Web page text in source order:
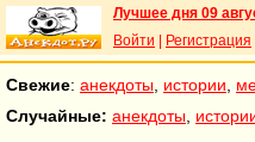
Лучшее дня 09
Войти
Регистрация
Свежие: анекдоты истории
Случайные: анекдоты